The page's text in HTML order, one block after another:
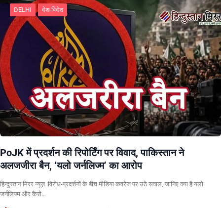
DELHI देश-विदेश
PoJK में प्रदर्शन की रिपोर्टिंग पर विवाद, पाकिस्तान ने
अलजजीरा बैन, ‘यलो जर्नलिज्म’ का आरोप
हिन्दुस्तान मिरर न्यूज़ :विरोध-प्रदर्शनों के बीच मीडिया कवरेज पर उठे सवाल, जानिए क्या है यलो
जर्नलिज्म और कैसे…